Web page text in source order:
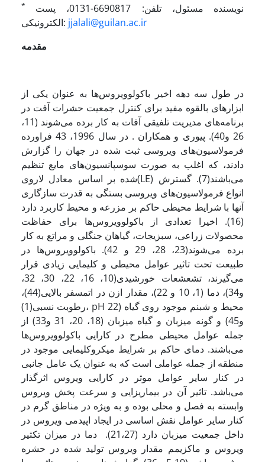
* نویسنده
مسئول، تلفن: 6690817-0131، پست
الکترونیکی: jjalali@guilan.ac.ir
مقدمه
در طول سه دهه اخیر باکولوویروس‌ها به عنوان یکی از
ابزارهای بالقوه مفید برای کنترل جمعیت حشرات آفت در
برنامه‌های مدیریت تلفیقی آفات به کار برده می‌شوند (11،
26 و40). پیوری و همکاران . در سال 1996، 43 فراورده
فرمولاسیون‌های ویروسی ثبت شده در جهان را گزارش
دادند، که اغلب به صورت سوسپانسیون‌های مایع تنظیم
شده بر اساس معادل لاروی(LE) می‌باشند(7). گسترش
انواع فرمولاسیون‌های ویروسی بستگی به قدرت سازگاری
آنها با شرایط محیطی حاکم بر مزرعه و محیط کاربرد دارد
(16). اخیرا تعدادی از باکولوویروس‌ها برای حفاظت
محصولات زراعی، سبزیجات، گیاهان جنگلی و مراتع به کار
برده می‌شوند(23، 28، 29 و 42). باکولوویروس‌ها در
طبیعت تحت تاثیر عوامل محیطی و کلیمایی زیادی قرار
می‌گیرند، تشعشعات خورشیدی(10، 16، 22، 30، 32،
و34)، دما (1، 10 و 22)، مقدار ازن در اتمسفر بالایی(44)،
رطوبت نسبی(1)، pH محیط و شبنم موجود روی گیاه (22
و45) و گونه میزبان و گیاه میزبان (18، 20، 31 و33) از
جمله عوامل محیطی مطرح در کارایی باکولوویروس‌ها
می‌باشند. دمای حاکم بر شرایط میکروکلیمایی موجود در
منطقه از جمله عواملی است که به عنوان یک عامل جانبی
در کنار سایر عوامل موثر در کارایی ویروس اثرگذار
می‌باشد. تاثیر آن در بیماریزایی و سرعت پخش ویروس
وابسته به فصل و محلی بوده و به ویژه در مناطق گرم در
کنار سایر عوامل نقش اساسی در ایجاد اپیدمی ویروس در
داخل جمعیت میزبان دارد (21،27). دما در میزان تکثیر
ویروس و ماکزیمم مقدار ویروس تولید شده در حشره